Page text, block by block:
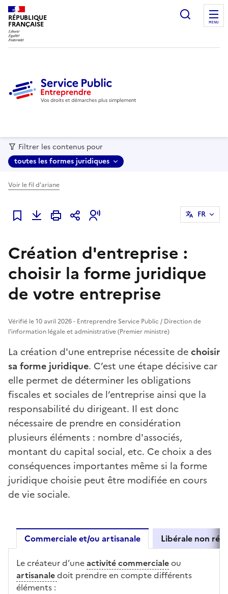
RÉPUBLIQUE
FRANÇAISE MENU
Filtrer les contenus pour
toutes les formes juridiques
Voir le fil d'ariane
Ajouter à mes favoris
FR
Création d'entreprise :
choisir la forme juridique
de votre entreprise
Vérifié le 10 avril 2026 - Entreprendre Service Public / Direction de
l'information légale et administrative (Premier ministre)
La création d'une entreprise nécessite dechoisir
sa forme juridique. C’est une étape décisive car
elle permet de déterminer les obligations
fiscales et sociales de l’entreprise ainsi que la
responsabilité du dirigeant. Il est donc
nécessaire de prendre en considération
plusieurs éléments : nombre d'associés,
montant du capital social, etc. Ce choix a des
conséquences importantes même si la forme
juridique choisie peut être modifiée en cours
de vie sociale.
Commerciale et/ou artisanale Libérale non
Commerciale et/ou artisanale
Le créateur d’uneactivité commercialeou
artisanaledoit prendre en compte différents
éléments :